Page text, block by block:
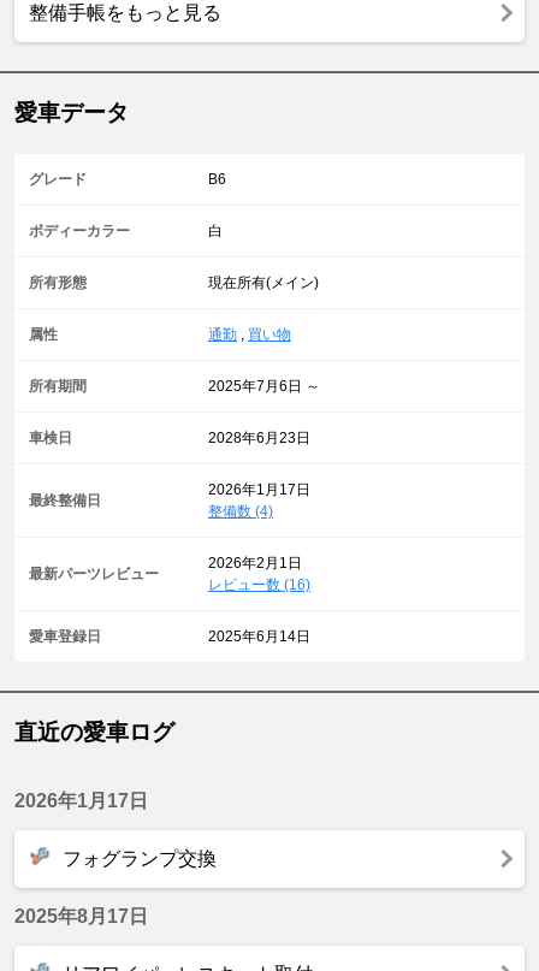
整備手帳をもっと見る
愛車データ
グレード B6
ボディーカラー 白
所有形態 現在所有(メイン)
属性 通勤 , 買い物
所有期間 2025年7月6日 ～
車検日 2028年6月23日
最終整備日
2026年1月17日
整備数 (4)
最新パーツレビュー
2026年2月1日
レビュー数 (16)
愛車登録日 2025年6月14日
直近の愛車ログ
2026年1月17日
フォグランプ交換
2025年8月17日